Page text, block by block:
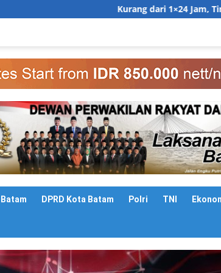
Kurang dari 1×24 Jam, Tim Gabungan
Batam DPRD Kota Batam Polri TNI